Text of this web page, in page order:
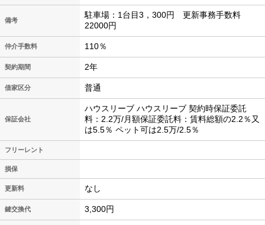
備考
駐車場：1台目3，300円 更新事務手数料
22000円
仲介手数料 110％
契約期間 2年
借家区分 普通
保証会社
ハウスリーブ ハウスリーブ 契約時保証委託
料：2.2万/月額保証委託料：賃料総額の2.2％又
は5.5％ ペット可は2.5万/2.5％
フリーレント
損保
更新料 なし
鍵交換代 3,300円